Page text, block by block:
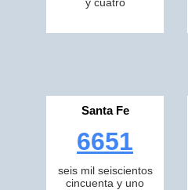
Santa Fe
6651
seis mil seiscientos
cincuenta y uno